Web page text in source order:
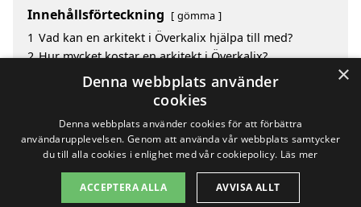
Innehållsförteckning gömma
1 Vad kan en arkitekt i Överkalix hjälpa till med?
2 Hur mycket kostar en arkitekt i Överkalix?
Fördelar med att välja arkitekt i Överkalix
Sök efter en skicklig arkitekt i de omgivande städerna
Copyright 2026 - Pilanto Aps
×
Denna webbplats använder
cookies
Denna webbplats använder cookies för att förbättra
användarupplevelsen. Genom att använda vår webbplats samtycker
du till alla cookies i enlighet med vår cookiepolicy. Läs mer
ACCEPTERA ALLA AVVISA ALLT